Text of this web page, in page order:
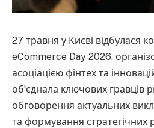
27 травня у Києві відбулася
eCommerce Day 2026,
асоціацією фінтех та
об’єднала ключових гравців
обговорення актуальних
та формування стратегічних